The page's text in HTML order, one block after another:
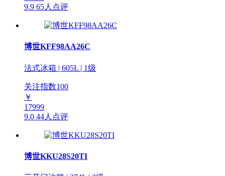
9.9 65人点评
博世KFF98AA26C
法式冰箱 | 605L | 1级
关注指数100
￥
17999
9.0 44人点评
博世KKU28S20TI